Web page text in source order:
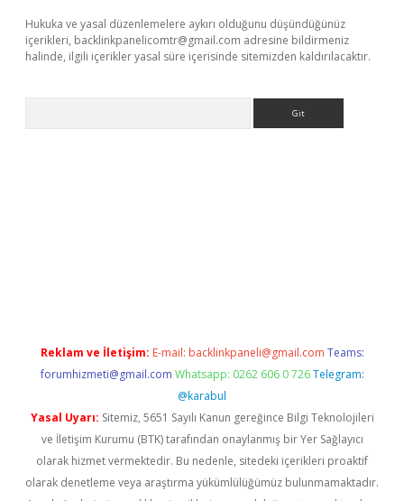
Hukuka ve yasal düzenlemelere aykırı olduğunu düşündüğünüz
içerikleri, backlinkpanelicomtr@gmail.com adresine bildirmeniz
halinde, ilgili içerikler yasal süre içerisinde sitemizden kaldırılacaktır.
Reklam ve İletişim: E-mail: backlinkpaneli@gmail.com Teams:
forumhizmeti@gmail.com Whatsapp: 0262 606 0 726 Telegram:
@karabul
Yasal Uyarı: Sitemiz, 5651 Sayılı Kanun gereğince Bilgi Teknolojileri
ve İletişim Kurumu (BTK) tarafından onaylanmış bir Yer Sağlayıcı
olarak hizmet vermektedir. Bu nedenle, sitedeki içerikleri proaktif
olarak denetleme veya araştırma yükümlülüğümüz bulunmamaktadır.